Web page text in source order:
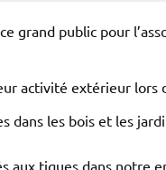
grand public pour
activité extérieur lors
les bois et les
aux tiques dans